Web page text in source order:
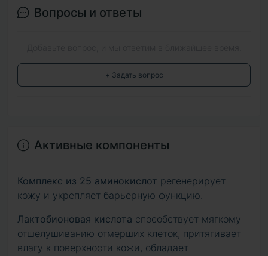
Вопросы и ответы
+ Задать вопрос
Активные компоненты
Комплекс из 25 аминокислот регенерирует
кожу и укрепляет барьерную функцию.
Лактобионовая кислота способствует мягкому
отшелушиванию отмерших клеток, притягивает
влагу к поверхности кожи, обладает